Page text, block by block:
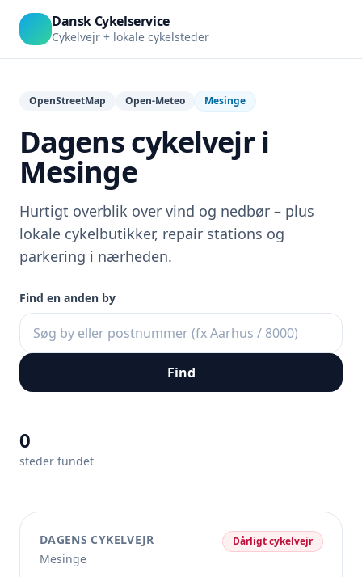
Dansk Cykelservice
Cykelvejr + lokale cykelsteder
OpenStreetMap Open-Meteo Mesinge
Dagens cykelvejr i
Mesinge
Hurtigt overblik over vind og nedbør – plus
lokale cykelbutikker, repair stations og
parkering i nærheden.
Find en anden by
Find
0
steder fundet
DAGENS CYKELVEJR
Mesinge
Dårligt cykelvejr